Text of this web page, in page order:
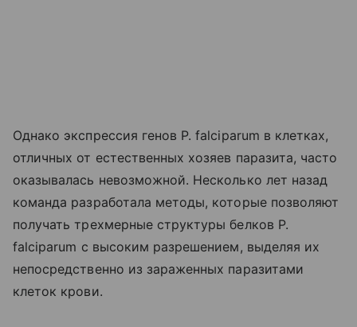
Однако экспрессия генов P. falciparum в клетках,
отличных от естественных хозяев паразита, часто
оказывалась невозможной. Несколько лет назад
команда разработала методы, которые позволяют
получать трехмерные структуры белков P.
falciparum с высоким разрешением, выделяя их
непосредственно из зараженных паразитами
клеток крови.